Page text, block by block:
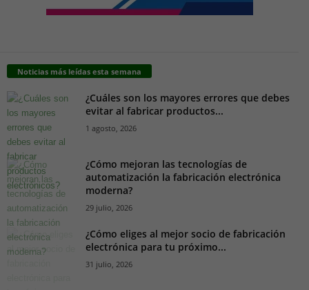
Noticias más leídas esta semana
¿Cuáles son los mayores errores que debes
evitar al fabricar productos...
1 agosto, 2026
¿Cómo mejoran las tecnologías de
automatización la fabricación electrónica
moderna?
29 julio, 2026
¿Cómo eliges al mejor socio de fabricación
electrónica para tu próximo...
31 julio, 2026